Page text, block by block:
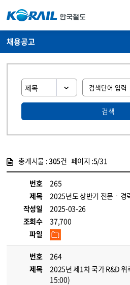
채용공고
검색
총게시물 :305건 페이지 :5/31
번호
265
제목
2025년도 상반기 전문ㆍ경
작성일
2025-03-26
조회수
37,700
파일
번호
264
제목
2025년 제1차 국가 R&D
15:00)